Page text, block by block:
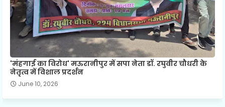
'मंहगाई का विरोध' मऊरानीपुर में सपा नेता डॉ. रघुवीर चौधरी के
नेतृत्व में विशाल प्रदर्शन
June 10, 2026